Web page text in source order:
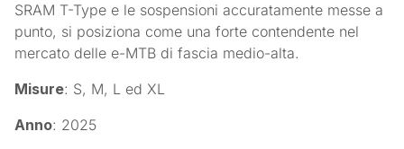
SRAM T-Type e le sospensioni accuratamente messe a
punto, si posiziona come una forte contendente nel
mercato delle e-MTB di fascia medio-alta.
Misure: S, M, L ed XL
Anno: 2025